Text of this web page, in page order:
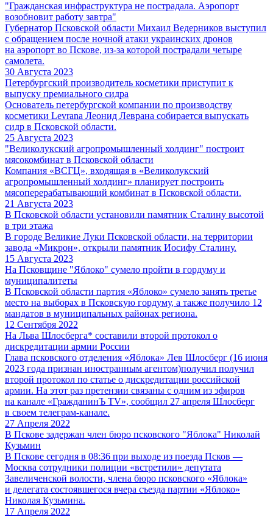
"Гражданская инфраструктура не пострадала. Аэропорт
возобновит работу завтра"
Губернатор Псковской области Михаил Ведерников выступил
с обращением после ночной атаки украинских дронов
на аэропорт во Пскове, из-за которой пострадали четыре
самолета.
30 Августа 2023
Петербургский производитель косметики приступит к
выпуску премиального сидра
Основатель петербургской компании по производству
косметики Levrana Леонид Леврана собирается выпускать
сидр в Псковской области.
25 Августа 2023
"Великолукский агропромышленный холдинг" построит
мясокомбинат в Псковской области
Компания «ВСГЦ», входящая в «Великолукский
агропромышленный холдинг» планирует построить
мясоперерабатывающий комбинат в Псковской области.
21 Августа 2023
В Псковской области установили памятник Сталину высотой
в три этажа
В городе Великие Луки Псковской области, на территории
завода «Микрон», открыли памятник Иосифу Сталину.
15 Августа 2023
На Псковщине "Яблоко" сумело пройти в гордуму и
муниципалитеты
В Псковской области партия «Яблоко» сумело занять третье
место на выборах в Псковскую гордуму, а также получило 12
мандатов в муниципальных районах региона.
12 Сентября 2022
На Льва Шлосберга* составили второй протокол о
дискредитации армии России
Глава псковского отделения «Яблока» Лев Шлосберг (16 июня
2023 года признан иностранным агентом)получил получил
второй протокол по статье о дискредитации российской
армии. На этот раз претензии связаны с одним из эфиров
на канале «ГражданинЪ TV», сообщил 27 апреля Шлосберг
в своем телеграм-канале.
27 Апреля 2022
В Пскове задержан член бюро псковского "Яблока" Николай
Кузьмин
В Пскове сегодня в 08:36 при выходе из поезда Псков —
Москва сотрудники полиции «встретили» депутата
Завеличенской волости, члена бюро псковского «Яблока»
и делегата состоявшегося вчера съезда партии «Яблоко»
Николая Кузьмина.
17 Апреля 2022